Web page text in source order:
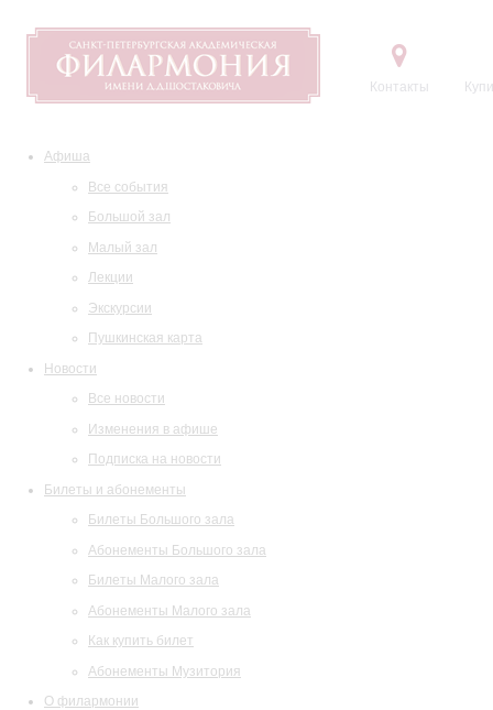
Контакты
Афиша
Все события
Большой зал
Малый зал
Лекции
Экскурсии
Пушкинская карта
Новости
Все новости
Изменения в афише
Подписка на новости
Билеты и абонементы
Билеты Большого зала
Абонементы Большого зала
Билеты Малого зала
Абонементы Малого зала
Как купить билет
Абонементы Музитория
О филармонии